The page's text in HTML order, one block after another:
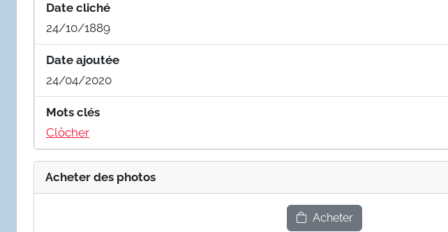
Date cliché
24/10/1889
Date ajoutée
24/04/2020
Mots clés
Clôcher
Acheter des photos
Acheter